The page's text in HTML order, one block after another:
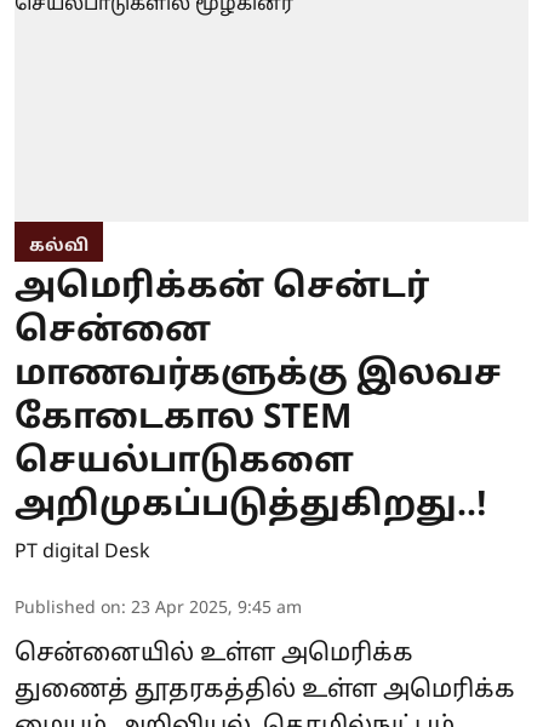
கல்வி
அமெரிக்கன் சென்டர்
சென்னை
மாணவர்களுக்கு இலவச
கோடைகால STEM
செயல்பாடுகளை
அறிமுகப்படுத்துகிறது..!
PT digital Desk
Published on: 23 Apr 2025, 9:45 am
சென்னையில் உள்ள அமெரிக்க
துணைத் தூதரகத்தில் உள்ள அமெரிக்க